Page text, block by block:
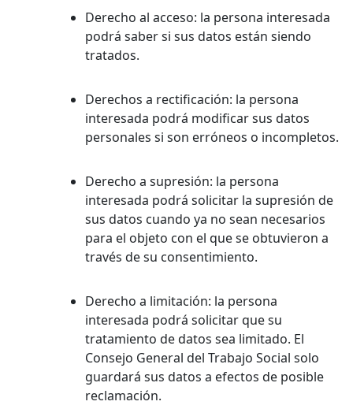
Derecho al acceso: la persona interesada
podrá saber si sus datos están siendo
tratados.
Derechos a rectificación: la persona
interesada podrá modificar sus datos
personales si son erróneos o incompletos.
Derecho a supresión: la persona
interesada podrá solicitar la supresión de
sus datos cuando ya no sean necesarios
para el objeto con el que se obtuvieron a
través de su consentimiento.
Derecho a limitación: la persona
interesada podrá solicitar que su
tratamiento de datos sea limitado. El
Consejo General del Trabajo Social solo
guardará sus datos a efectos de posible
reclamación.